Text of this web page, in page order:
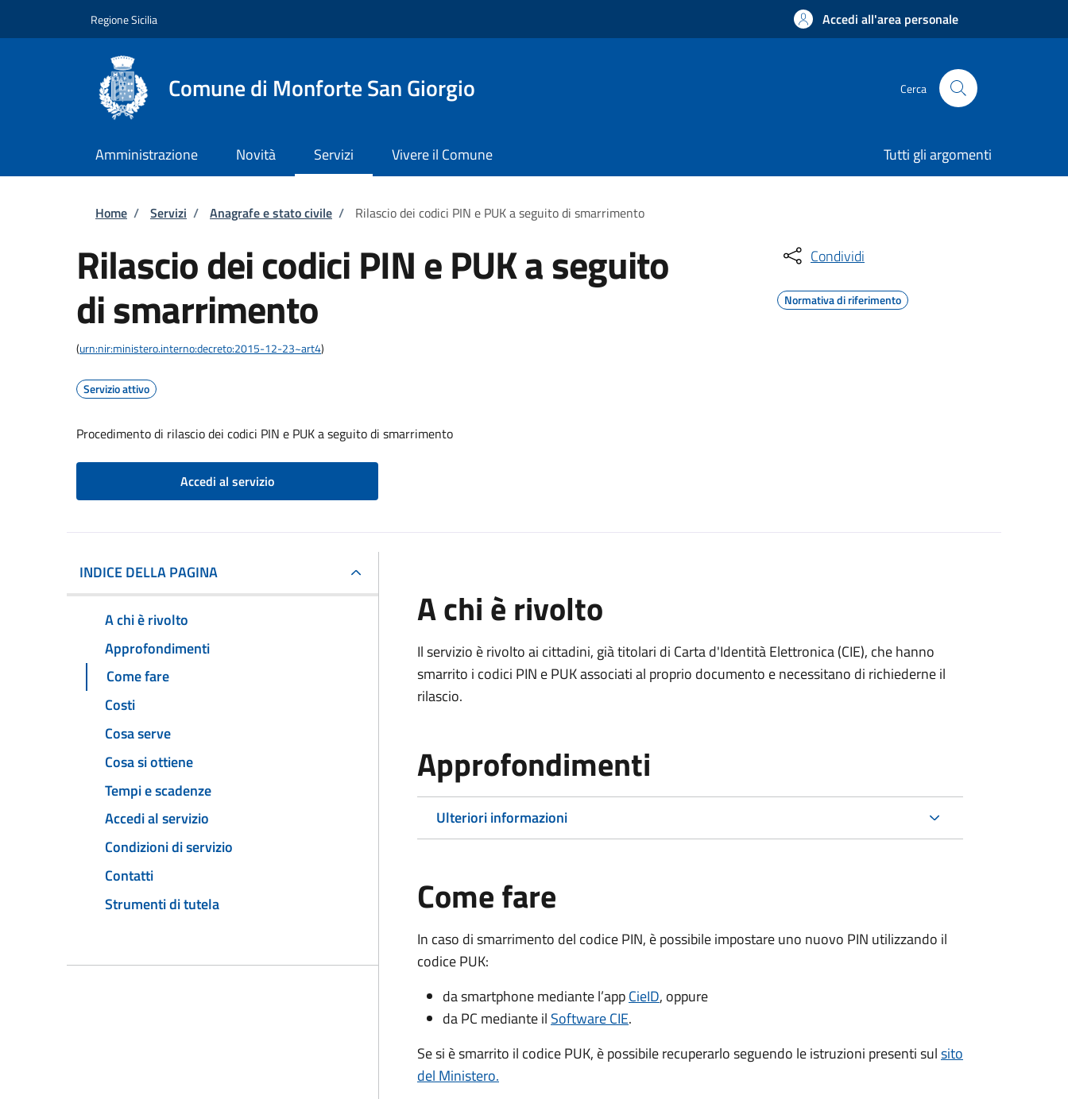
Regione Sicilia Accedi all'area personale
Comune di Monforte San Giorgio Cerca
Amministrazione Novità Servizi Vivere il Comune Tutti gli argomenti
Briciole di pane
Home / Servizi / Anagrafe e stato civile / Rilascio dei codici PIN e PUK a seguito di smarrimento
Rilascio dei codici PIN e PUK a seguito
di smarrimento
(urn:nir:ministero.interno:decreto:2015-12-23~art4)
Servizio attivo
Procedimento di rilascio dei codici PIN e PUK a seguito di smarrimento
Accedi al servizio
Condividi
Normativa di riferimento
INDICE DELLA PAGINA
A chi è rivolto
Approfondimenti
Come fare
Costi
Cosa serve
Cosa si ottiene
Tempi e scadenze
Accedi al servizio
Condizioni di servizio
Contatti
Strumenti di tutela
A chi è rivolto
Il servizio è rivolto ai cittadini, già titolari di Carta d'Identità Elettronica (CIE), che hanno
smarrito i codici PIN e PUK associati al proprio documento e necessitano di richiederne il
rilascio.
Approfondimenti
Ulteriori informazioni
Come fare
In caso di smarrimento del codice PIN, è possibile impostare uno nuovo PIN utilizzando il
codice PUK:
da smartphone mediante l’appCieID, oppure
da PC mediante il Software CIE.
Se si è smarrito il codice PUK, è possibile recuperarlo seguendo le istruzioni presenti sulsito
del Ministero.